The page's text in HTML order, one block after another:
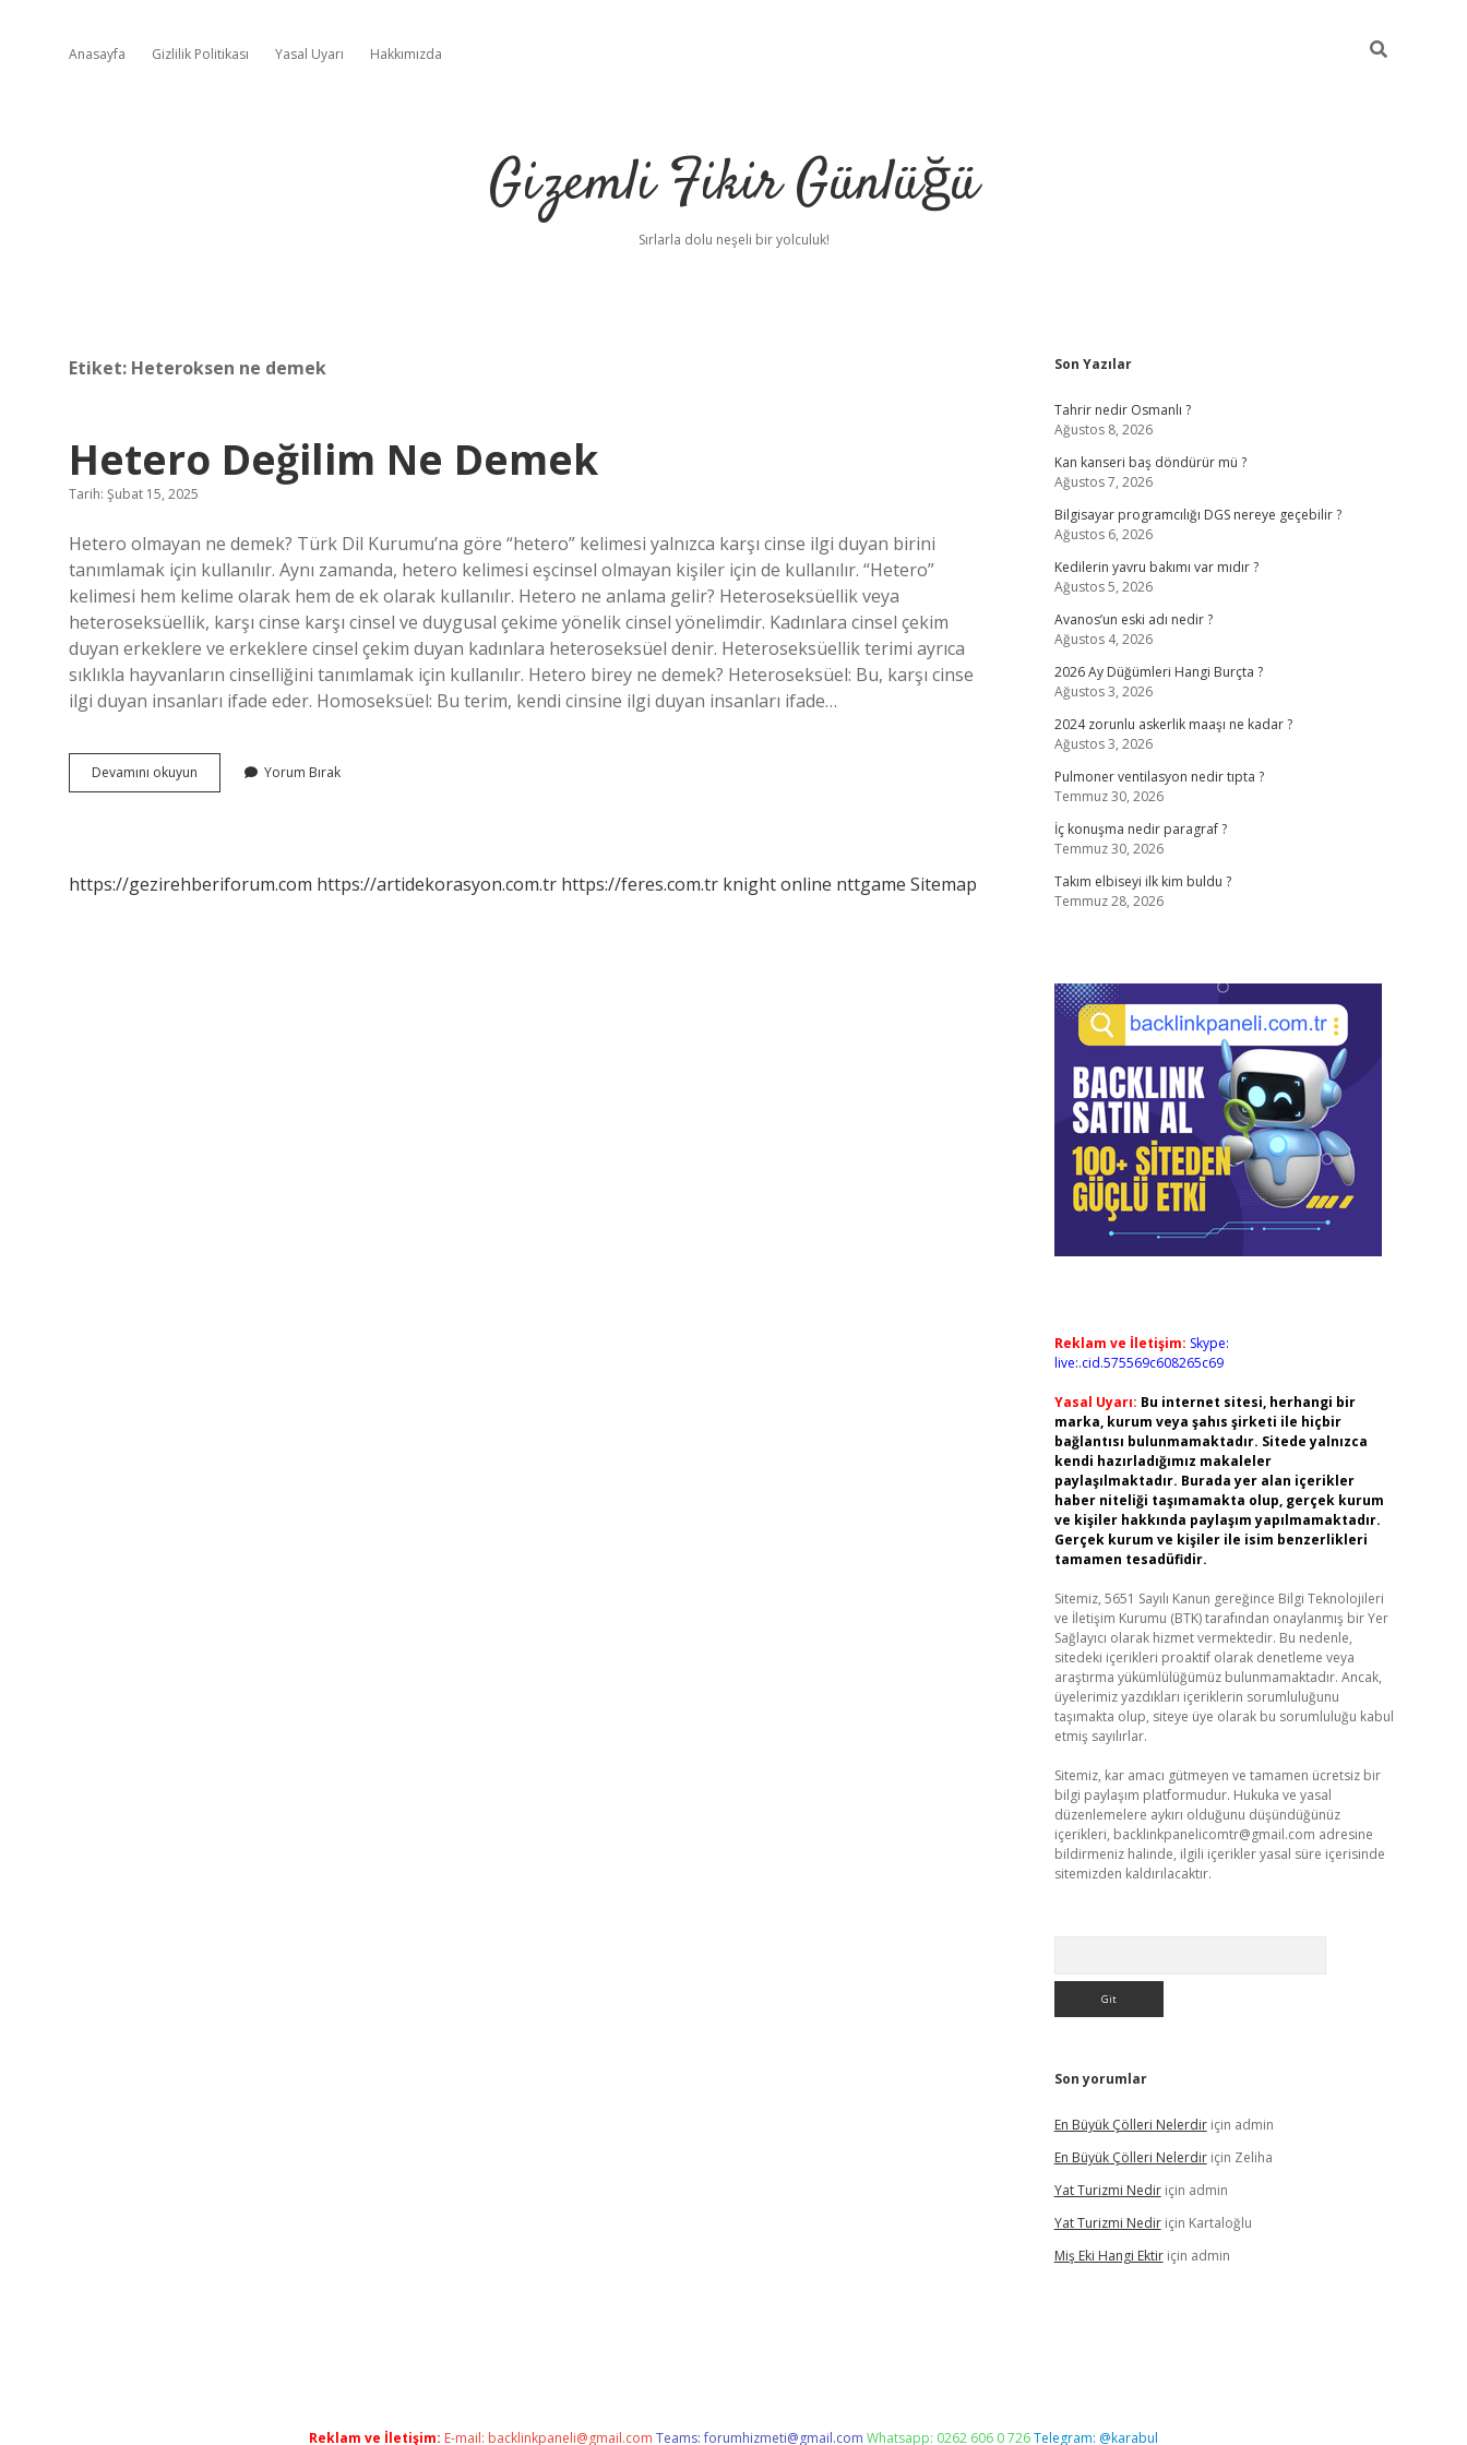
Anasayfa Gizlilik Politikası Yasal Uyarı Hakkımızda
Gizemli Fikir Günlüğü
Sırlarla dolu neşeli bir yolculuk!
Etiket: Heteroksen ne demek
Hetero Değilim Ne Demek
Tarih: Şubat 15, 2025
Hetero olmayan ne demek? Türk Dil Kurumu’na göre “hetero” kelimesi yalnızca karşı cinse ilgi duyan birini
tanımlamak için kullanılır. Aynı zamanda, hetero kelimesi eşcinsel olmayan kişiler için de kullanılır. “Hetero”
kelimesi hem kelime olarak hem de ek olarak kullanılır. Hetero ne anlama gelir? Heteroseksüellik veya
heteroseksüellik, karşı cinse karşı cinsel ve duygusal çekime yönelik cinsel yönelimdir. Kadınlara cinsel çekim
duyan erkeklere ve erkeklere cinsel çekim duyan kadınlara heteroseksüel denir. Heteroseksüellik terimi ayrıca
sıklıkla hayvanların cinselliğini tanımlamak için kullanılır. Hetero birey ne demek? Heteroseksüel: Bu, karşı cinse
ilgi duyan insanları ifade eder. Homoseksüel: Bu terim, kendi cinsine ilgi duyan insanları ifade…
Devamını okuyun
Değilim
Yorum Bırak
https://gezirehberiforum.com https://artidekorasyon.com.tr https://feres.com.tr knight online nttgame Sitemap
Sidebar
Son Yazılar
Tahrir nedir Osmanlı ?
Ağustos 8, 2026
Kan kanseri baş döndürür mü ?
Ağustos 7, 2026
Bilgisayar programcılığı DGS nereye geçebilir ?
Ağustos 6, 2026
Kedilerin yavru bakımı var mıdır ?
Ağustos 5, 2026
Avanos’un eski adı nedir ?
Ağustos 4, 2026
2026 Ay Düğümleri Hangi Burçta ?
Ağustos 3, 2026
2024 zorunlu askerlik maaşı ne kadar ?
Ağustos 3, 2026
Pulmoner ventilasyon nedir tıpta ?
Temmuz 30, 2026
İç konuşma nedir paragraf ?
Temmuz 30, 2026
Takım elbiseyi ilk kim buldu ?
Temmuz 28, 2026
Reklam ve İletişim: Skype:
live:.cid.575569c608265c69
Yasal Uyarı: Bu internet sitesi, herhangi bir
marka, kurum veya şahıs şirketi ile hiçbir
bağlantısı bulunmamaktadır. Sitede yalnızca
kendi hazırladığımız makaleler
paylaşılmaktadır. Burada yer alan içerikler
haber niteliği taşımamakta olup, gerçek kurum
ve kişiler hakkında paylaşım yapılmamaktadır.
Gerçek kurum ve kişiler ile isim benzerlikleri
tamamen tesadüfidir.
Sitemiz, 5651 Sayılı Kanun gereğince Bilgi Teknolojileri
ve İletişim Kurumu (BTK) tarafından onaylanmış bir Yer
Sağlayıcı olarak hizmet vermektedir. Bu nedenle,
sitedeki içerikleri proaktif olarak denetleme veya
araştırma yükümlülüğümüz bulunmamaktadır. Ancak,
üyelerimiz yazdıkları içeriklerin sorumluluğunu
taşımakta olup, siteye üye olarak bu sorumluluğu kabul
etmiş sayılırlar.
Sitemiz, kar amacı gütmeyen ve tamamen ücretsiz bir
bilgi paylaşım platformudur. Hukuka ve yasal
düzenlemelere aykırı olduğunu düşündüğünüz
içerikleri, backlinkpanelicomtr@gmail.com adresine
bildirmeniz halinde, ilgili içerikler yasal süre içerisinde
sitemizden kaldırılacaktır.
Son yorumlar
En Büyük Çölleri Nelerdiriçin admin
En Büyük Çölleri Nelerdiriçin Zeliha
Yat Turizmi Nediriçin admin
Yat Turizmi Nediriçin Kartaloğlu
Miş Eki Hangi Ektiriçin admin
Reklam ve İletişim: E-mail: backlinkpaneli@gmail.com Teams:forumhizmeti@gmail.com Whatsapp: 0262 606 0 726Telegram: @karabul